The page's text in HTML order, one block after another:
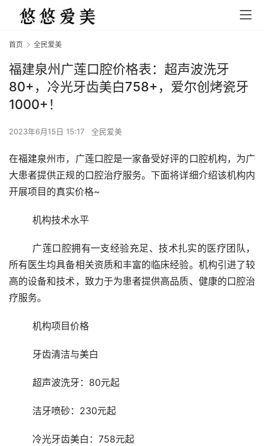
首页 全民爱美
福建泉州广莲口腔价格表：超声波洗牙
80+，冷光牙齿美白758+，爱尔创烤瓷牙
1000+！
2023年6月15日 15:17 全民爱美
在福建泉州市，广莲口腔是一家备受好评的口腔机构，为广
大患者提供正规的口腔治疗服务。下面将详细介绍该机构内
开展项目的真实价格~
	机构技术水平
所有医生均具备相关资质和丰富的临床经验。机构引进了较
高的设备和技术，致力于为患者提供高品质、健康的口腔治
疗服务。
	机构项目价格
	牙齿清洁与美白
	超声波洗牙：80元起
	洁牙喷砂：230元起
	冷光牙齿美白：758元起